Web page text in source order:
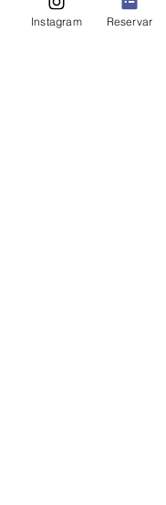
Instagram Reservar